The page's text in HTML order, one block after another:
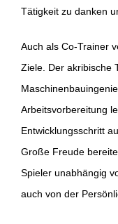
Tätigkeit zu danken
Auch als Co-Trainer
Ziele. Der akribische
Arbeitsvorbereitung
Entwicklungsschritt
Große Freude
Spieler unabhängig
auch von der